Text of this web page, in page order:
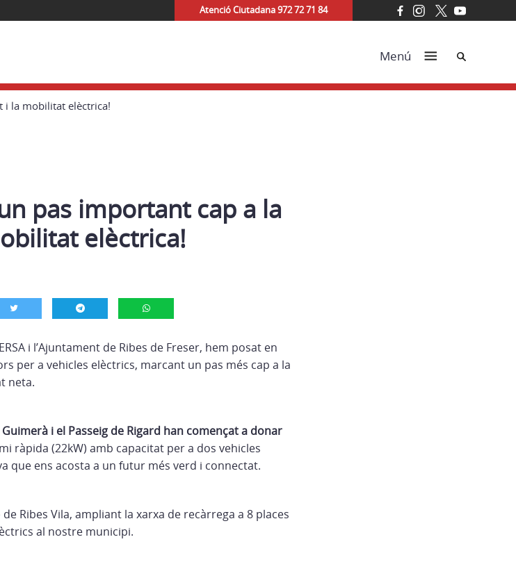
Atenció Ciutadana 972 72 71 84
Menú Cerca
i la mobilitat elèctrica!
pas important cap a la
elèctrica!
i l’Ajuntament de Ribes de Freser, hem posat en
per a vehicles elèctrics, marcant un pas més cap a la
neta.
i el Passeig de Rigard han començat a donar
ràpida (22kW) amb capacitat per a dos vehicles
que ens acosta a un futur més verd i connectat.
Ribes Vila, ampliant la xarxa de recàrrega a 8 places
al nostre municipi.